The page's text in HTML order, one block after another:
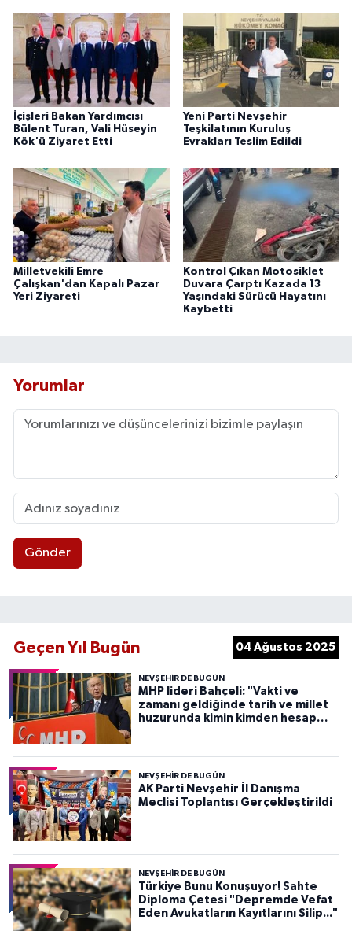
İçişleri Bakan Yardımcısı
Bülent Turan, Vali Hüseyin
Kök'ü Ziyaret Etti
Yeni Parti Nevşehir
Teşkilatının Kuruluş
Evrakları Teslim Edildi
Milletvekili Emre
Çalışkan'dan Kapalı Pazar
Yeri Ziyareti
Kontrol Çıkan Motosiklet
Duvara Çarptı Kazada 13
Yaşındaki Sürücü Hayatını
Kaybetti
Yorumlar
Gönder
Geçen Yıl Bugün 04 Ağustos 2025
NEVŞEHIR DE BUGÜN
MHP lideri Bahçeli: "Vakti ve
zamanı geldiğinde tarih ve millet
huzurunda kimin kimden hesap
NEVŞEHIR DE BUGÜN
AK Parti Nevşehir İl Danışma
Meclisi Toplantısı Gerçekleştirildi
NEVŞEHIR DE BUGÜN
Türkiye Bunu Konuşuyor! Sahte
Diploma Çetesi "Depremde Vefat
Eden Avukatların Kayıtlarını Silip..."